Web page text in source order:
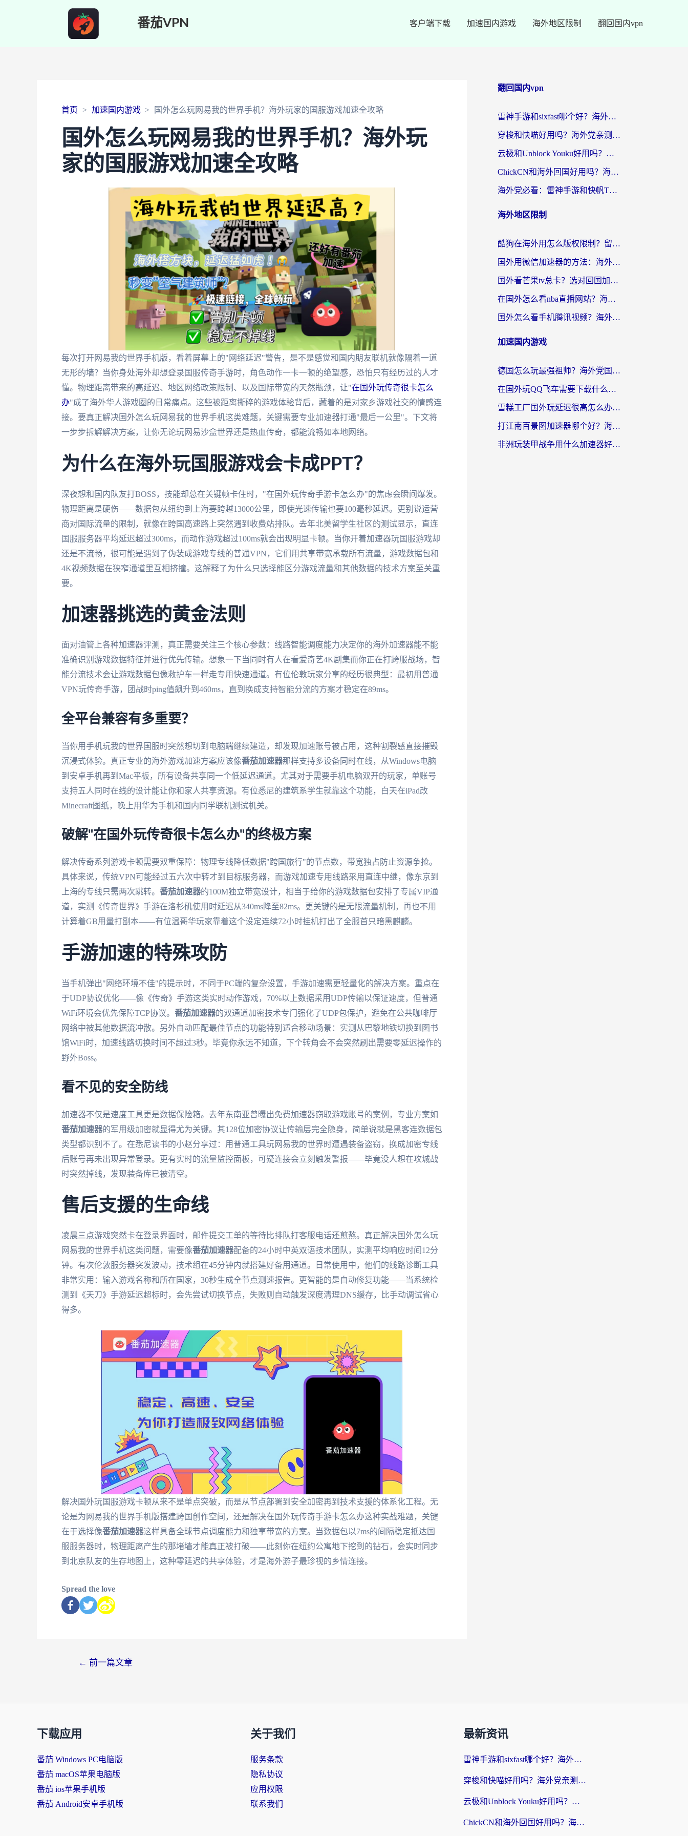
番茄VPN 客户端下载 加速国内游戏 海外地区限制 翻回国内vpn
首页 加速国内游戏 国外怎么玩网易我的世界手机？海外玩家的国服游戏加速全攻略
国外怎么玩网易我的世界手机？海外玩
家的国服游戏加速全攻略
每次打开网易我的世界手机版，看着屏幕上的"网络延迟"警告，是不是感觉和国内朋友联机就像隔着一道
无形的墙？当你身处海外却想登录国服传奇手游时，角色动作一卡一顿的绝望感，恐怕只有经历过的人才
懂。物理距离带来的高延迟、地区网络政策限制、以及国际带宽的天然瓶颈，让"在国外玩传奇很卡怎么
办"成了海外华人游戏圈的日常痛点。这些被距离撕碎的游戏体验背后，藏着的是对家乡游戏社交的情感连
接。要真正解决国外怎么玩网易我的世界手机这类难题，关键需要专业加速器打通"最后一公里"。下文将
一步步拆解解决方案，让你无论玩网易沙盒世界还是热血传奇，都能流畅如本地网络。
为什么在海外玩国服游戏会卡成PPT？
深夜想和国内队友打BOSS，技能却总在关键帧卡住时，"在国外玩传奇手游卡怎么办"的焦虑会瞬间爆发。
物理距离是硬伤——数据包从纽约到上海要跨越13000公里，即使光速传输也要100毫秒延迟。更别说运营
商对国际流量的限制，就像在跨国高速路上突然遇到收费站排队。去年北美留学生社区的测试显示，直连
国服服务器平均延迟超过300ms，而动作游戏超过100ms就会出现明显卡顿。当你开着加速器玩国服游戏却
还是不流畅，很可能是遇到了伪装成游戏专线的普通VPN，它们用共享带宽承载所有流量，游戏数据包和
4K视频数据在狭窄通道里互相挤撞。这解释了为什么只选择能区分游戏流量和其他数据的技术方案至关重
要。
加速器挑选的黄金法则
面对油管上各种加速器评测，真正需要关注三个核心参数：线路智能调度能力决定你的海外加速器能不能
准确识别游戏数据特征并进行优先传输。想象一下当同时有人在看爱奇艺4K剧集而你正在打跨服战场，智
能分流技术会让游戏数据包像救护车一样走专用快速通道。有位伦敦玩家分享的经历很典型：最初用普通
VPN玩传奇手游，团战时ping值飙升到460ms，直到换成支持智能分流的方案才稳定在89ms。
全平台兼容有多重要？
当你用手机玩我的世界国服时突然想切到电脑端继续建造，却发现加速账号被占用，这种割裂感直接摧毁
沉浸式体验。真正专业的海外游戏加速方案应该像番茄加速器那样支持多设备同时在线，从Windows电脑
到安卓手机再到Mac平板，所有设备共享同一个低延迟通道。尤其对于需要手机电脑双开的玩家，单账号
支持五人同时在线的设计能让你和家人共享资源。有位悉尼的建筑系学生就靠这个功能，白天在iPad改
Minecraft图纸，晚上用华为手机和国内同学联机测试机关。
破解"在国外玩传奇很卡怎么办"的终极方案
解决传奇系列游戏卡顿需要双重保障：物理专线降低数据"跨国旅行"的节点数，带宽独占防止资源争抢。
具体来说，传统VPN可能经过五六次中转才到目标服务器，而游戏加速专用线路采用直连中继，像东京到
上海的专线只需两次跳转。 番茄加速器的100M独立带宽设计，相当于给你的游戏数据包安排了专属VIP通
道，实测《传奇世界》手游在洛杉矶使用时延迟从340ms降至82ms。更关键的是无限流量机制，再也不用
计算着GB用量打副本——有位温哥华玩家靠着这个设定连续72小时挂机打出了全服首只暗黑麒麟。
手游加速的特殊攻防
当手机弹出"网络环境不佳"的提示时，不同于PC端的复杂设置，手游加速需更轻量化的解决方案。重点在
于UDP协议优化——像《传奇》手游这类实时动作游戏，70%以上数据采用UDP传输以保证速度，但普通
WiFi环境会优先保障TCP协议。 番茄加速器的双通道加密技术专门强化了UDP包保护，避免在公共咖啡厅
网络中被其他数据流冲散。另外自动匹配最佳节点的功能特别适合移动场景：实测从巴黎地铁切换到图书
馆WiFi时，加速线路切换时间不超过3秒。毕竟你永远不知道，下个转角会不会突然刷出需要零延迟操作的
野外Boss。
看不见的安全防线
加速器不仅是速度工具更是数据保险箱。去年东南亚曾曝出免费加速器窃取游戏账号的案例，专业方案如
番茄加速器的军用级加密就显得尤为关键。其128位加密协议让传输层完全隐身，简单说就是黑客连数据包
类型都识别不了。在悉尼读书的小赵分享过：用普通工具玩网易我的世界时遭遇装备盗窃，换成加密专线
后账号再未出现异常登录。更有实时的流量监控面板，可疑连接会立刻触发警报——毕竟没人想在攻城战
时突然掉线，发现装备库已被清空。
售后支援的生命线
凌晨三点游戏突然卡在登录界面时，邮件提交工单的等待比排队打客服电话还煎熬。真正解决国外怎么玩
网易我的世界手机这类问题，需要像番茄加速器配备的24小时中英双语技术团队，实测平均响应时间12分
钟。有次伦敦服务器突发波动，技术组在45分钟内就搭建好备用通道。日常使用中，他们的线路诊断工具
非常实用：输入游戏名称和所在国家，30秒生成全节点测速报告。更智能的是自动修复功能——当系统检
测到《天刀》手游延迟超标时，会先尝试切换节点，失败则自动触发深度清理DNS缓存，比手动调试省心
得多。
解决国外玩国服游戏卡顿从来不是单点突破，而是从节点部署到安全加密再到技术支援的体系化工程。无
论是为网易我的世界手机版搭建跨国创作空间，还是解决在国外玩传奇手游卡怎么办这种实战难题，关键
在于选择像番茄加速器这样具备全球节点调度能力和独享带宽的方案。当数据包以7ms的间隔稳定抵达国
服服务器时，物理距离产生的那堵墙才能真正被打破——此刻你在纽约公寓地下挖到的钻石，会实时同步
到北京队友的生存地图上，这种零延迟的共享体验，才是海外游子最珍视的乡情连接。
Spread the love
← 前一篇文章
翻回国内vpn
雷神手游和sixfast哪个好？海外党亲测3款回国加速器，教你选对不踩坑
穿梭和快喵好用吗？海外党亲测：小众加速器对比+番茄加速器深度体验
云极和Unblock Youku好用吗？海外党亲测+2026回国加速器避坑指南
ChickCN和海外回国好用吗？海外党2026亲测：从手游到影音，选对加速器的3个关键
海外党必看：雷神手游和快帆TV版好用吗？3步选对回国加速器不踩坑
海外地区限制
酷狗在海外用怎么版权限制？留学生亲测：3步解决听国内音乐难题
国外用微信加速器的方法：海外党无缝连接国内生活的实用指南
国外看芒果tv总卡？选对回国加速器，轻松追《浪姐》不费劲
在国外怎么看nba直播网站？海外党专属体育观赛指南，告别地区限制！
国外怎么看手机腾讯视频？海外党亲测有效的追剧加速器选择指南
加速国内游戏
德国怎么玩最强祖师？海外党国服游戏加速器选择全攻略（附宝可梦Online实测）
在国外玩QQ飞车需要下载什么加速器呢？海外党亲测有效的国服游戏加速指南
雪糕工厂国外玩延迟很高怎么办？海外玩家国服游戏加速终极攻略（附实测推荐）
打江南百景图加速器哪个好？海外党踩坑N次后，终于找到不卡的秘诀
非洲玩装甲战争用什么加速器好？海外党亲测有效的国服游戏加速方案
下载应用
番茄 Windows PC电脑版
番茄 macOS苹果电脑版
番茄 ios苹果手机版
番茄 Android安卓手机版
关于我们
服务条款
隐私协议
应用权限
联系我们
最新资讯
雷神手游和sixfast哪个好？海外党亲测3款回国加速器，教你选对不踩坑
穿梭和快喵好用吗？海外党亲测：小众加速器对比+番茄加速器深度体验
云极和Unblock Youku好用吗？海外党亲测+2026回国加速器避坑指南
ChickCN和海外回国好用吗？海外党2026亲测：从手游到影音，选对加速器的3个关键